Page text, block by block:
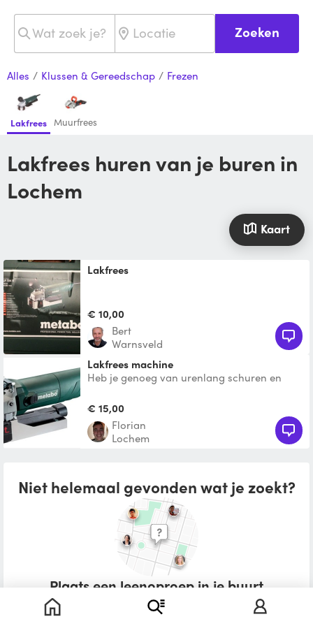
Zoeken
Alles / Klussen & Gereedschap / Frezen
Lakfrees Muurfrees
Lakfrees huren van je buren in
Lochem
Kaart
lakfrees
€ 10,00
Bert
Warnsveld
Lakfrees machine
Heb je genoeg van urenlang schuren en
Metabo LF 850 S Lakfrees, j
€ 15,00
Florian
Lochem
Niet helemaal gevonden wat je zoekt?
Plaats een leenoproep in je buurt
Wat zou je willen lenen?